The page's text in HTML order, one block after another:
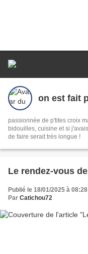
on est fait
passionnée de p'tites croix
bidouilles, cuisine et si
de faire serait très longue !
Le rendez-vous
Publié le 18/01/2025 à 08:28
Par Catichou72